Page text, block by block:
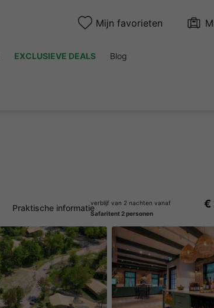
Mijn favorieten
EXCLUSIEVE DEALS Blog
Praktische informatieverblijf van 2 nachten vanaf
Safaritent 2 personen
€